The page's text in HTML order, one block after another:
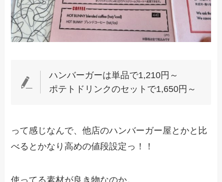
ハンバーガーは単品で1,210円～
ポテトドリンクのセットで1,650円～
って感じなんで、他店のハンバーガー屋とかと比
べるとかなり高めの値段設定っ！！
使ってる素材が良き物なのか。